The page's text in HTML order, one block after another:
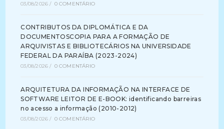
03/08/2026 / 0 COMENTÁRIO
CONTRIBUTOS DA DIPLOMÁTICA E DA
DOCUMENTOSCOPIA PARA A FORMAÇÃO DE
ARQUIVISTAS E BIBLIOTECÁRIOS NA UNIVERSIDADE
FEDERAL DA PARAÍBA (2023-2024)
03/08/2026 / 0 COMENTÁRIO
ARQUITETURA DA INFORMAÇÃO NA INTERFACE DE
SOFTWARE LEITOR DE E-BOOK: identificando barreiras
no acesso a informação (2010-2012)
03/08/2026 / 0 COMENTÁRIO